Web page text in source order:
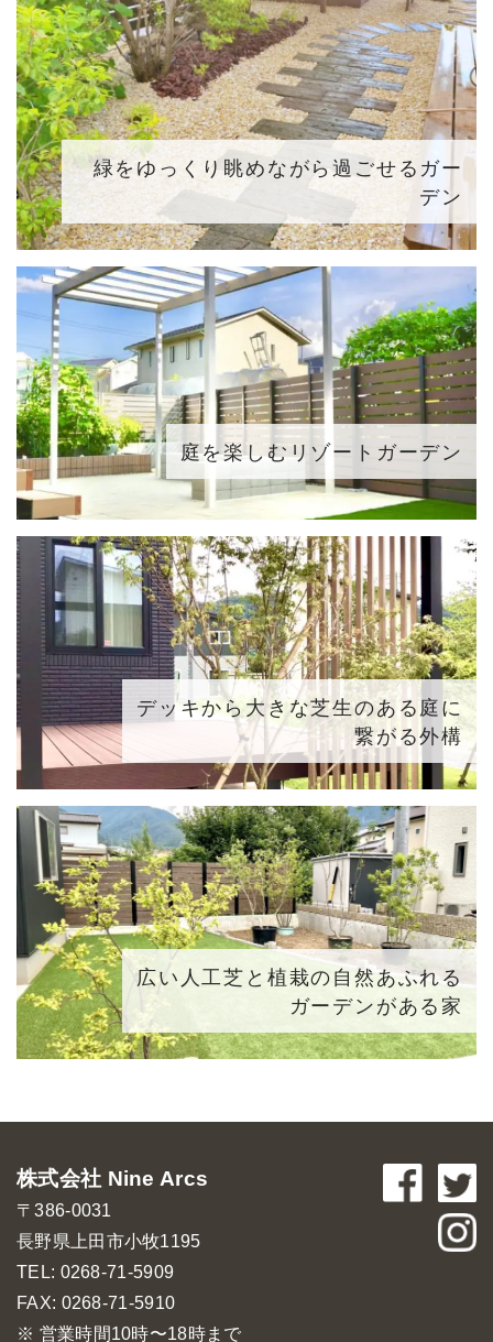
緑をゆっくり眺めながら過ごせるガー
デン
庭を楽しむリゾートガーデン
デッキから大きな芝生のある庭に
繋がる外構
広い人工芝と植栽の自然あふれる
ガーデンがある家
株式会社 Nine Arcs
〒386-0031
長野県上田市小牧1195
TEL: 0268-71-5909
FAX: 0268-71-5910
※ 営業時間10時〜18時まで